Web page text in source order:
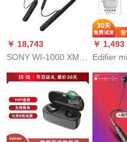
ー分断国行AirPods 3
代/Pro【イニシブノ
セ国行新】【公式】
イベン専门
ルMi携
ック
してい
￥ 18,743
SONY WI-1000 XM 2
＿ya hon高音質ノイ
ズキが主動的ななな
なノイズバ携帯電話
は黒電話で通話しま
す。
￥ 1,493
Edifier
ンがあ
に无线
ミニ防
卓华は